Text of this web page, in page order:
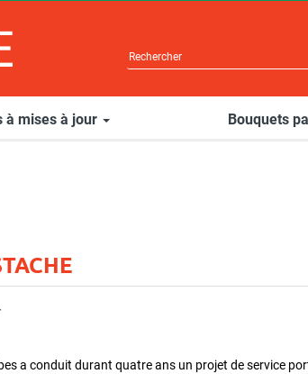
à mises à jour Bouquets
a conduit durant quatre ans un projet de service